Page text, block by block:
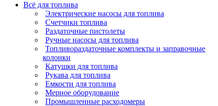
Всё для топлива
Электрические насосы для топлива
Счетчики топлива
Раздаточные пистолеты
Ручные насосы для топлива
Топливораздаточные комплекты и заправочные
колонки
Катушки для топлива
Рукава для топлива
Емкости для топлива
Мерное оборудование
Промышленные расходомеры